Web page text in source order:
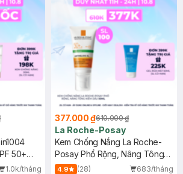
50+
1.0k/tháng
377.000 ₫610.000 ₫
La Roche-Posay
Kem Chống Nắng La Roche-
Posay Phổ Rộng, Nâng Tông
Kiềm Dầu 50ml
4.9 (28)
683/tháng